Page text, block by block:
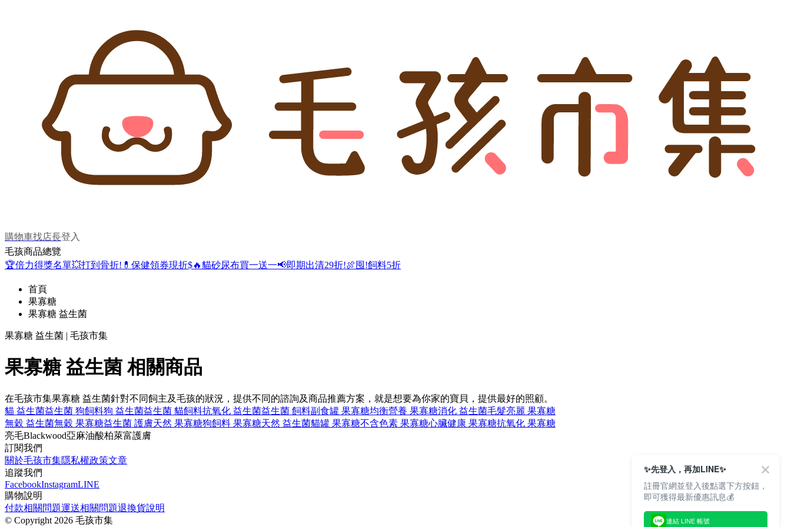
購物車找店長登入
毛孩商品總覽
🏆倍力得獎名單💥打到骨折! 💊保健領券現折$🔥貓砂尿布買一送一📢即期出清29折!🍖囤!飼料5折
首頁
果寡糖
果寡糖 益生菌
果寡糖 益生菌 | 毛孩市集
果寡糖 益生菌 相關商品
在毛孩市集果寡糖 益生菌針對不同飼主及毛孩的狀況，提供不同的諮詢及商品推薦方案，就是想要為你家的寶貝，提供最好的照顧。
貓 益生菌益生菌 狗飼料狗 益生菌益生菌 貓飼料抗氧化 益生菌益生菌 飼料副食罐 果寡糖均衡營養 果寡糖消化 益生菌毛髮亮麗 果寡糖
無穀 益生菌無穀 果寡糖益生菌 護膚天然 果寡糖狗飼料 果寡糖天然 益生菌貓罐 果寡糖不含色素 果寡糖心臟健康 果寡糖抗氧化 果寡糖
亮毛Blackwood亞麻油酸柏萊富護膚
訂閱我們
關於毛孩市集隱私權政策文章
追蹤我們
FacebookInstagramLINE
購物說明
付款相關問題運送相關問題退換貨說明
© Copyright 2026 毛孩市集
✨先登入，再加LINE✨
註冊官網並登入後點選下方按鈕，
即可獲得最新優惠訊息💰
連結 LINE 帳號